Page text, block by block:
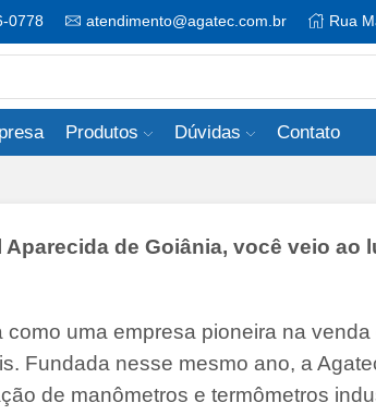
0778 atendimento@agatec.com.br Rua
input
Produtos Dúvidas Contato
de Goiânia, você veio ao
uma empresa pioneira na venda
Fundada nesse mesmo ano, a
de manômetros e termômetros